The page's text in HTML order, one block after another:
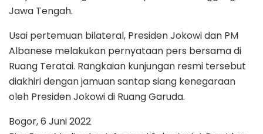
Jawa Tengah.
Usai pertemuan bilateral, Presiden Jokowi dan PM
Albanese melakukan pernyataan pers bersama di
Ruang Teratai. Rangkaian kunjungan resmi tersebut
diakhiri dengan jamuan santap siang kenegaraan
oleh Presiden Jokowi di Ruang Garuda.
Bogor, 6 Juni 2022